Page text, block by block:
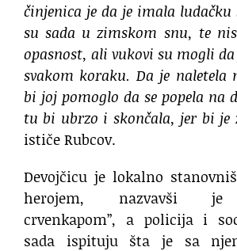
činjenica je da je imala ludačku
su sada u zimskom snu, te
opasnost, ali vukovi su mogli
svakom koraku. Da je naletela
bi joj pomoglo da se popela na
tu bi ubrzo i skončala, jer bi je
ističe Rubcov.
Devojčicu je lokalno
herojem, nazvavši je
crvenkapom”, a policija i
sada ispituju šta je sa